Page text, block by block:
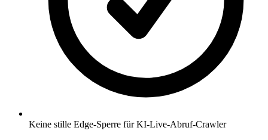
Keine stille Edge-Sperre für KI-Live-Abruf-Crawler